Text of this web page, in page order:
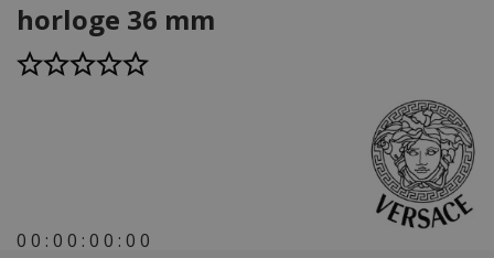
horloge 36 mm
0 0 : 0 0 : 0 0 : 0 0